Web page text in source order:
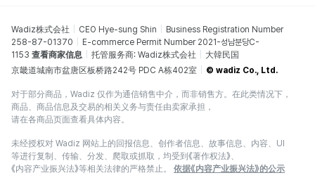
Wadiz株式会社 CEO Hye-sung Shin
Business Registration Number
258-87-01370
E-commerce Permit Number 2021-성남분당C-
1153 查看商家信息 托管服务商: Wadiz株式会社
大韓民国
京畿道城南市盆唐区板桥路242号 PDC A栋402室
© wadiz Co., Ltd.
对于部分商品，Wadiz 仅作为通信销售中介，而非销售方。在此类情况下，
商品、商品信息及交易的相关义务与责任由卖家承担，
请在各商品页面查看具体内容。
未经授权对 Wadiz 网站上的回报信息、创作者信息、故事信息、内容、UI
等进行复制、传输、分发、爬取或抓取，均受到《著作权法》、
《内容产业振兴法》等相关法律的严格禁止。
依据《内容产业振兴法》的公示